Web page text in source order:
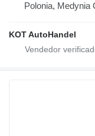
Polonia, Medynia
KOT AutoHandel